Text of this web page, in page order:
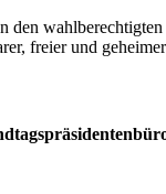
den
freier und